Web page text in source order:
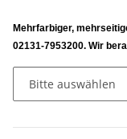
Mehrfarbiger,
02131-7953200. Wir